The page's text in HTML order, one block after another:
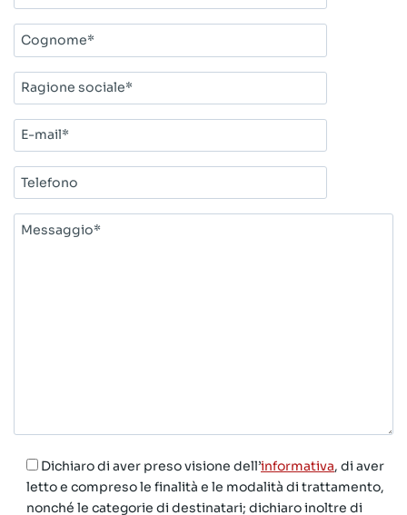
Cognome*
Ragione
sociale*
E-
mail*
Telefono
Messaggio*
Dichiaro di aver preso visione dell’informativa, di aver
letto e compreso le finalità e le modalità di trattamento,
nonché le categorie di destinatari; dichiaro inoltre di